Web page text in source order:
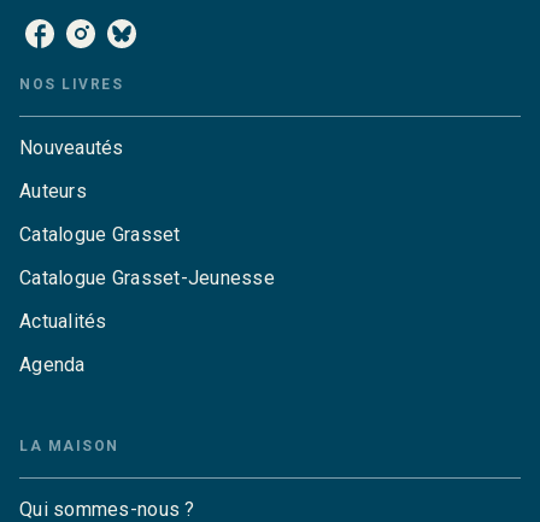
NOS LIVRES
Nouveautés
Auteurs
Catalogue Grasset
Catalogue Grasset-Jeunesse
Actualités
Agenda
LA MAISON
Qui sommes-nous ?